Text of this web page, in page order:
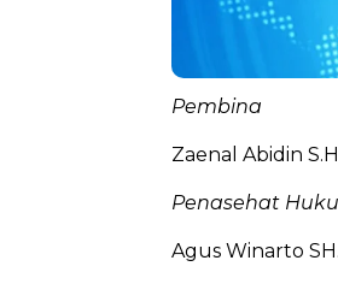
Pembina
Zaenal Abidin S.H
Penasehat
Agus Winarto